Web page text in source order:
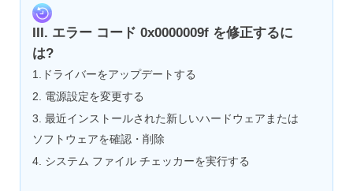
III. エラー コード 0x0000009f を修正するに
は?
1.ドライバーをアップデートする
2. 電源設定を変更する
3. 最近インストールされた新しいハードウェアまたは
ソフトウェアを確認・削除
4. システム ファイル チェッカーを実行する